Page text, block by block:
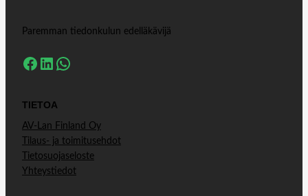
Paremman tiedonkulun edelläkävijä
Facebook LinkedIn WhatsApp
TIETOA
AV-Lan Finland Oy
Tilaus- ja toimitusehdot
Tietosuojaseloste
Yhteystiedot